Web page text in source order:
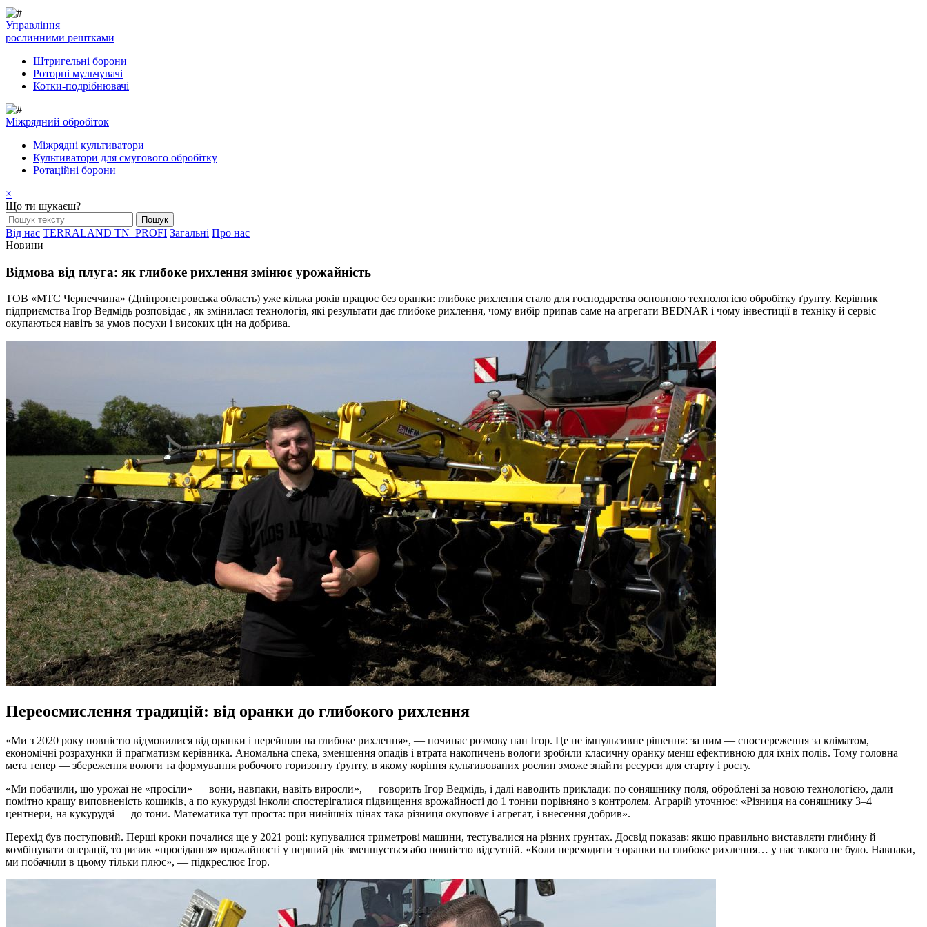
Управління
рослинними рештками
Штригельні борони
Pоторні мульчувачі
Котки-подрібнювачі
Mіжрядний обробіток
Міжрядні культиватори
Культиватори для смугового обробітку
Ротаційні борони
×
Що ти шукаєш?
Від нас TERRALAND TN_PROFI Загальні Про нас
Новини
Відмова від плуга: як глибоке рихлення змінює урожайність
ТОВ «МТС Чернеччина» (Дніпропетровська область) уже кілька років працює без оранки: глибоке рихлення стало для господарства основною технологією обробітку ґрунту. Керівник
підприємства Ігор Ведмідь розповідає , як змінилася технологія, які результати дає глибоке рихлення, чому вибір припав саме на агрегати BEDNAR і чому інвестиції в техніку й сервіс
окупаються навіть за умов посухи і високих цін на добрива.
Переосмислення традицій: від оранки до глибокого рихлення
«Ми з 2020 року повністю відмовилися від оранки і перейшли на глибоке рихлення», — починає розмову пан Ігор. Це не імпульсивне рішення: за ним — спостереження за кліматом,
економічні розрахунки й прагматизм керівника. Аномальна спека, зменшення опадів і втрата накопичень вологи зробили класичну оранку менш ефективною для їхніх полів. Тому головна
мета тепер — збереження вологи та формування робочого горизонту ґрунту, в якому коріння культивованих рослин зможе знайти ресурси для старту і росту.
«Ми побачили, що урожаї не «просіли» — вони, навпаки, навіть виросли», — говорить Ігор Ведмідь, і далі наводить приклади: по соняшнику поля, оброблені за новою технологією, дали
помітно кращу виповненість кошиків, а по кукурудзі інколи спостерігалися підвищення врожайності до 1 тонни порівняно з контролем. Аграрій уточнює: «Різниця на соняшнику 3–4
центнери, на кукурудзі — до тони. Математика тут проста: при нинішніх цінах така різниця окуповує і агрегат, і внесення добрив».
Перехід був поступовий. Перші кроки почалися ще у 2021 році: купувалися триметрові машини, тестувалися на різних ґрунтах. Досвід показав: якщо правильно виставляти глибину й
комбінувати операції, то ризик «просідання» врожайності у перший рік зменшується або повністю відсутній. «Коли переходити з оранки на глибоке рихлення… у нас такого не було. Навпаки,
ми побачили в цьому тільки плюс», — підкреслює Ігор.